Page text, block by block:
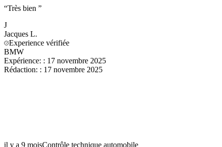
“Très bien ”
J
Jacques L.
Experience vérifiée
BMW
Expérience: : 17 novembre 2025
Rédaction: : 17 novembre 2025
il y a 9 moisContrôle technique automobile